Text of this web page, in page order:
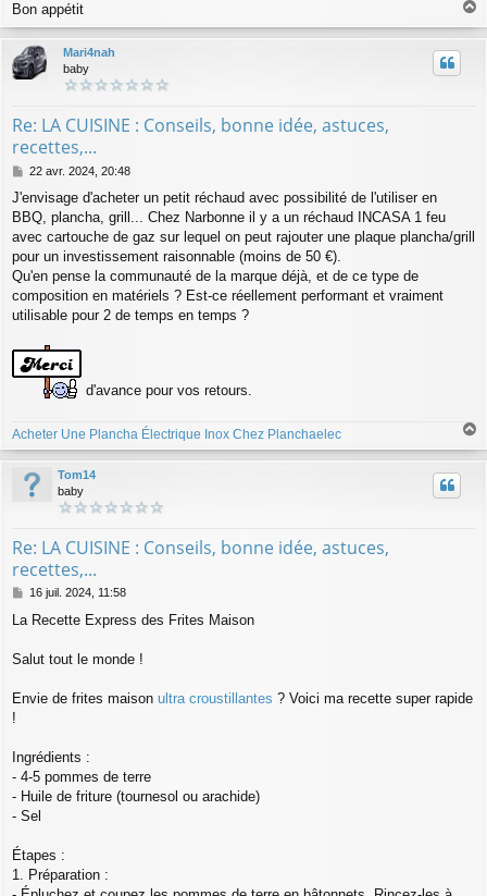
Bon appétit
a
u
Mari4nah
baby
Re: LA CUISINE : Conseils, bonne idée, astuces,
recettes,...
M
s
s
a
g
e
22 avr. 2024, 20:48
J'envisage d'acheter un petit réchaud avec possibilité de l'utiliser en
BBQ, plancha, grill... Chez Narbonne il y a un réchaud INCASA 1 feu
avec cartouche de gaz sur lequel on peut rajouter une plaque plancha/grill
pour un investissement raisonnable (moins de 50 €).
Qu'en pense la communauté de la marque déjà, et de ce type de
composition en matériels ? Est-ce réellement performant et vraiment
utilisable pour 2 de temps en temps ?
d'avance pour vos retours.
Acheter Une Plancha Électrique Inox Chez Planchaelec
u
Tom14
baby
Re: LA CUISINE : Conseils, bonne idée, astuces,
recettes,...
M
s
a
16 juil. 2024, 11:58
La Recette Express des Frites Maison
Salut tout le monde !
Envie de frites maison ultra croustillantes ? Voici ma recette super rapide
!
Ingrédients :
- 4-5 pommes de terre
- Huile de friture (tournesol ou arachide)
- Sel
Étapes :
1. Préparation :